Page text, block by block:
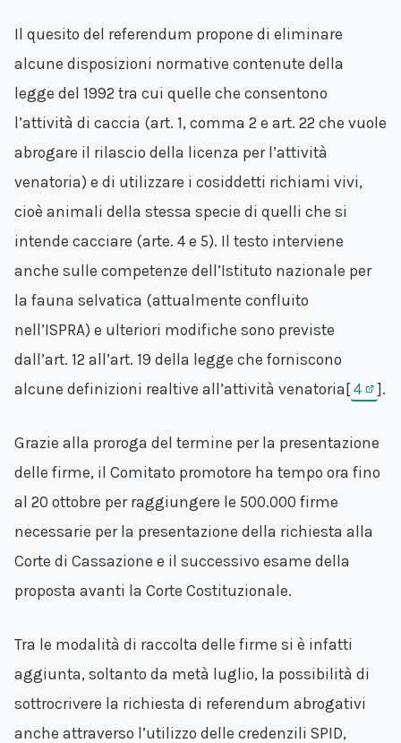
Il quesito del referendum propone di eliminare
alcune disposizioni normative contenute della
legge del 1992 tra cui quelle che consentono
l’attività di caccia (art. 1, comma 2 e art. 22 che vuole
abrogare il rilascio della licenza per l’attività
venatoria) e di utilizzare i cosiddetti richiami vivi,
cioè animali della stessa specie di quelli che si
intende cacciare (arte. 4 e 5). Il testo interviene
anche sulle competenze dell’Istituto nazionale per
la fauna selvatica (attualmente confluito
nell’ISPRA) e ulteriori modifiche sono previste
dall’art. 12 all’art. 19 della legge che forniscono
alcune definizioni realtive all’attività venatoria[4 ].
Grazie alla proroga del termine per la presentazione
delle firme, il Comitato promotore ha tempo ora fino
al 20 ottobre per raggiungere le 500.000 firme
necessarie per la presentazione della richiesta alla
Corte di Cassazione e il successivo esame della
proposta avanti la Corte Costituzionale.
Tra le modalità di raccolta delle firme si è infatti
aggiunta, soltanto da metà luglio, la possibilità di
sottrocrivere la richiesta di referendum abrogativi
anche attraverso l’utilizzo delle credenzili SPID,